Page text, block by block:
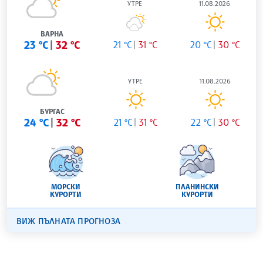
ВАРНА
23 °C 32 °C
УТРЕ
21 °C 31 °C
11.08.2026
20 °C 30 °C
БУРГАС
24 °C 32 °C
УТРЕ
21 °C 31 °C
11.08.2026
22 °C 30 °C
МОРСКИ
КУРОРТИ
ПЛАНИНСКИ
КУРОРТИ
ВИЖ ПЪЛНАТА ПРОГНОЗА